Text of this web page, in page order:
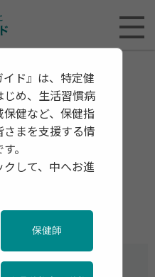
健
イド』は、特定健
じめ、生活習慣病
健など、保健指
まを支援する情
。
して、中へお進
保健師